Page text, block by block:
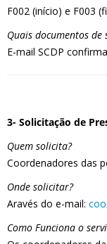
F002 (início) e F003
Quais documentos de
E-mail SCDP
3- Solicitação de
Quem solicita?
Coordenadores das
Onde solicitar?
Aravés do e-mail:
Como Funciona o